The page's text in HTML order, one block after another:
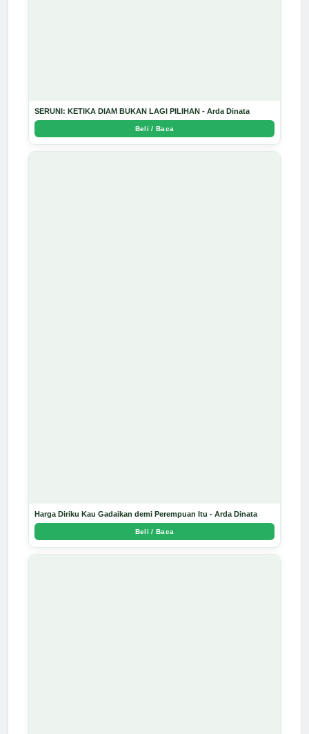
SERUNI: KETIKA DIAM BUKAN LAGI PILIHAN - Arda Dinata
Beli / Baca
Harga Diriku Kau Gadaikan demi Perempuan Itu - Arda Dinata
Beli / Baca